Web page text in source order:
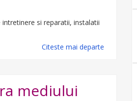
si reparatii, instalatii
Citeste mai departe
mediului